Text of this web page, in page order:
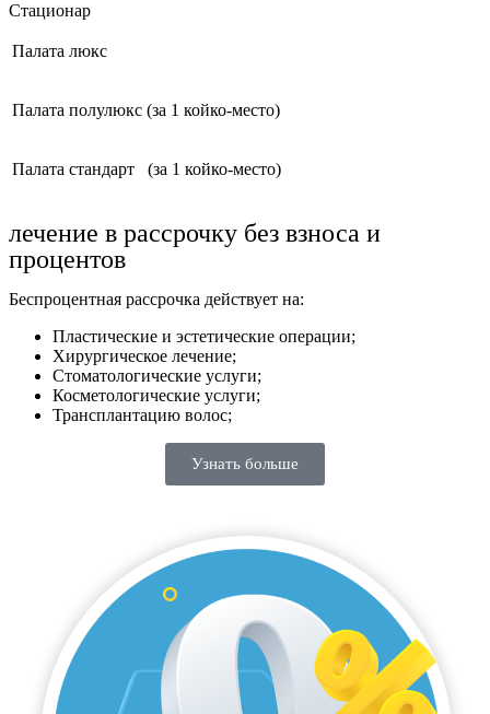
Стационар
Палата люкс
Палата полулюкс (за 1 койко-место)
Палата стандарт (за 1 койко-место)
лечение в рассрочку без взноса и
процентов
Беспроцентная рассрочка действует на:
Пластические и эстетические операции;
Хирургическое лечение;
Стоматологические услуги;
Косметологические услуги;
Трансплантацию волос;
Узнать больше